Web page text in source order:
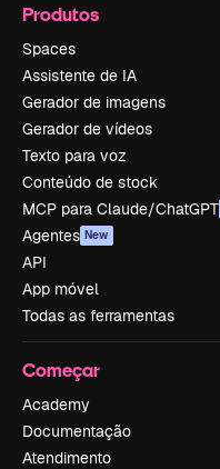
Produtos
Spaces
Assistente de IA
Gerador de imagens
Gerador de vídeos
Texto para voz
Conteúdo de stock
MCP para Claude/ChatGPT
Agentes New
API
App móvel
Todas as ferramentas
Começar
Academy
Documentação
Atendimento